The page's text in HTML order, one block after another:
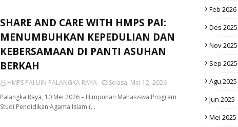
SHARE AND CARE WITH HMPS PAI:
MENUMBUHKAN KEPEDULIAN DAN
KEBERSAMAAN DI PANTI ASUHAN
BERKAH
HMPS PAI UIN PALANGKA RAYA
Selasa, Mei 12, 2026
Palangka Raya, 10 Mei 2026 – Himpunan Mahasiswa Program
Studi Pendidikan Agama Islam (…
Feb 2026
Des 2025
Nov 2025
Sep 2025
Agu 2025
Jun 2025
Mei 2025